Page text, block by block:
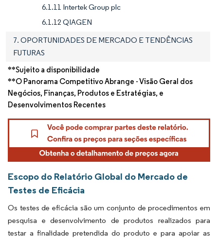
6.1.11 Intertek Group plc
6.1.12 QIAGEN
7. OPORTUNIDADES DE MERCADO E TENDÊNCIAS
FUTURAS
**Sujeito a disponibilidade
**O Panorama Competitivo Abrange - Visão Geral dos
Negócios, Finanças, Produtos e Estratégias, e
Desenvolvimentos Recentes
Escopo do Relatório Global do Mercado de
Testes de Eficácia
Os testes de eficácia são um conjunto de procedimentos em
pesquisa e desenvolvimento de produtos realizados para
testar a finalidade pretendida do produto e para apoiar as